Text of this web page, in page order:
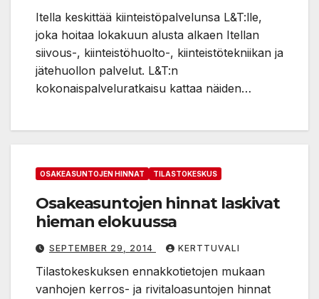
Itella keskittää kiinteistöpalvelunsa L&T:lle,
joka hoitaa lokakuun alusta alkaen Itellan
siivous-, kiinteistöhuolto-, kiinteistötekniikan ja
jätehuollon palvelut. L&T:n
kokonaispalveluratkaisu kattaa näiden…
OSAKEASUNTOJEN HINNAT TILASTOKESKUS
Osakeasuntojen hinnat laskivat
hieman elokuussa
SEPTEMBER 29, 2014 KERTTUVALI
Tilastokeskuksen ennakkotietojen mukaan
vanhojen kerros- ja rivitaloasuntojen hinnat